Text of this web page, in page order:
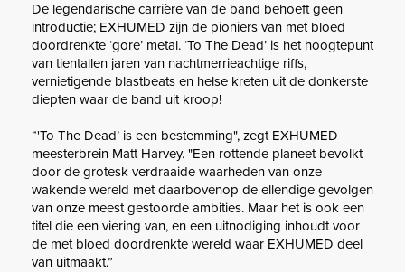
De legendarische carrière van de band behoeft geen
introductie; EXHUMED zijn de pioniers van met bloed
doordrenkte ‘gore’ metal. ‘To The Dead’ is het hoogtepunt
van tientallen jaren van nachtmerrieachtige riffs,
vernietigende blastbeats en helse kreten uit de donkerste
diepten waar de band uit kroop!
“'To The Dead’ is een bestemming", zegt EXHUMED
meesterbrein Matt Harvey. "Een rottende planeet bevolkt
door de grotesk verdraaide waarheden van onze
wakende wereld met daarbovenop de ellendige gevolgen
van onze meest gestoorde ambities. Maar het is ook een
titel die een viering van, en een uitnodiging inhoudt voor
de met bloed doordrenkte wereld waar EXHUMED deel
van uitmaakt.”